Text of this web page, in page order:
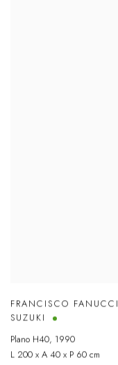
FRANCISCO FANUCCI
SUZUKI
Plano H40, 1990
L 200 x A 40 x P 60 cm